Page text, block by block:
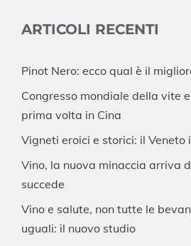
ARTICOLI RECENTI
Pinot Nero: ecco qual è il
Congresso mondiale della vite
prima volta in Cina
Vigneti eroici e storici: il Veneto
Vino, la nuova minaccia arriva
succede
Vino e salute, non tutte le
uguali: il nuovo studio